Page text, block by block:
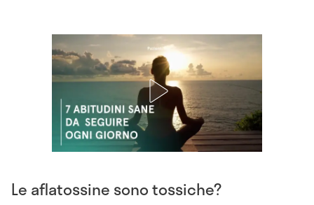
Le aflatossine sono tossiche?